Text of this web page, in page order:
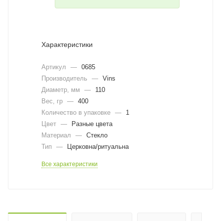
Характеристики
Артикул — 0685
Производитель
— Vins
Диаметр, мм
—
110
Вес, гр — 400
Количество в упаковке —
1
Цвет —
Разные цвета
Материал
— Стекло
Тип
— Церковна/ритуальна
Все характеристики